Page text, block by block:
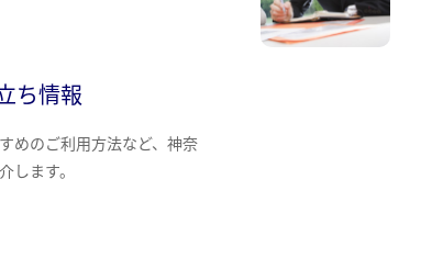
ち情報
めのご利用方法など、神奈
します。